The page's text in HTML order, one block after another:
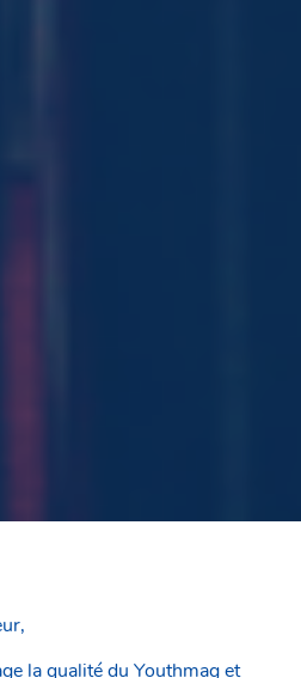
la qualité du Youthmag et